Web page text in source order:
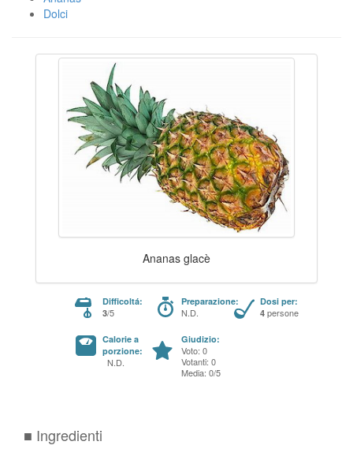
Dolci
Ananas glacè
Difficoltá:
3/5
Preparazione:
N.D.
Dosi per:
4 persone
Calorie a
porzione:
N.D.
Giudizio:
Voto: 0
Votanti: 0
Media: 0/5
■ Ingredienti